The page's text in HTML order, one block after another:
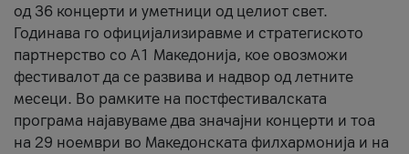
од 36 концерти и уметници од целиот свет.
Годинава го официјализиравме и стратегиското
партнерство со А1 Македонија, кое овозможи
фестивалот да се развива и надвор од летните
месеци. Во рамките на постфестивалската
програма најавуваме два значајни концерти и тоа
на 29 ноември во Македонската филхармонија и на